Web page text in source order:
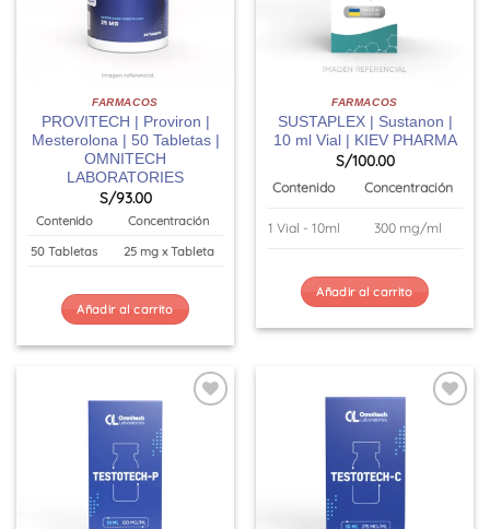
FARMACOS
PROVITECH | Proviron |
Mesterolona | 50 Tabletas |
OMNITECH
LABORATORIES
S/93.00
Contenido
Concentración
50 Tabletas
25 mg x Tableta
Añadir al carrito
FARMACOS
SUSTAPLEX | Sustanon |
10 ml Vial | KIEV PHARMA
S/100.00
Contenido Concentración
1 Vial - 10ml 300 mg/ml
Añadir al carrito